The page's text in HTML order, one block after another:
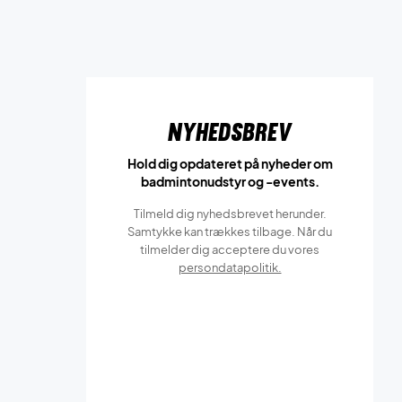
Nyhedsbrev
Hold dig opdateret på nyheder om
badmintonudstyr og -events.
Tilmeld dig nyhedsbrevet herunder.
Samtykke kan trækkes tilbage. Når du
tilmelder dig acceptere du vores
persondatapolitik.